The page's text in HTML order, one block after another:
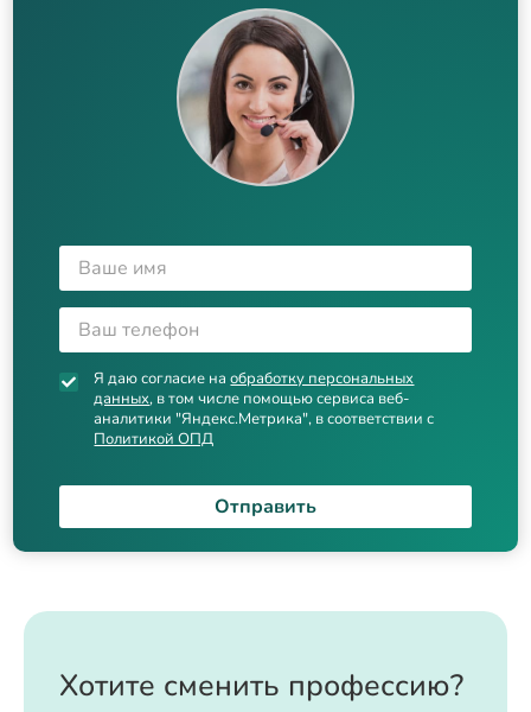
Я даю согласие наобработку персональных
данных, в том числе помощью сервиса веб-
аналитики "Яндекс.Метрика", в соответствии с
Политикой ОПД
Отправить
Хотите сменить профессию?